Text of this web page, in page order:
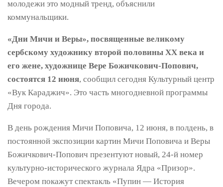
молодежи это модный тренд, объяснили
коммунальщики.
«Дни Мичи и Веры», посвященные великому
сербскому художнику второй половины XX века и
его жене, художнице Вере Божичкович-Попович,
состоятся 12 июня, сообщил сегодня Культурный центр
«Вук Караджич». Это часть многодневной программы
Дня города.
В день рождения Мичи Поповича, 12 июня, в полдень, в
постоянной экспозиции картин Мичи Поповича и Веры
Божичкович-Попович презентуют новый, 24-й номер
культурно-исторического журнала Ядра «Призор».
Вечером покажут спектакль «Пупин — История